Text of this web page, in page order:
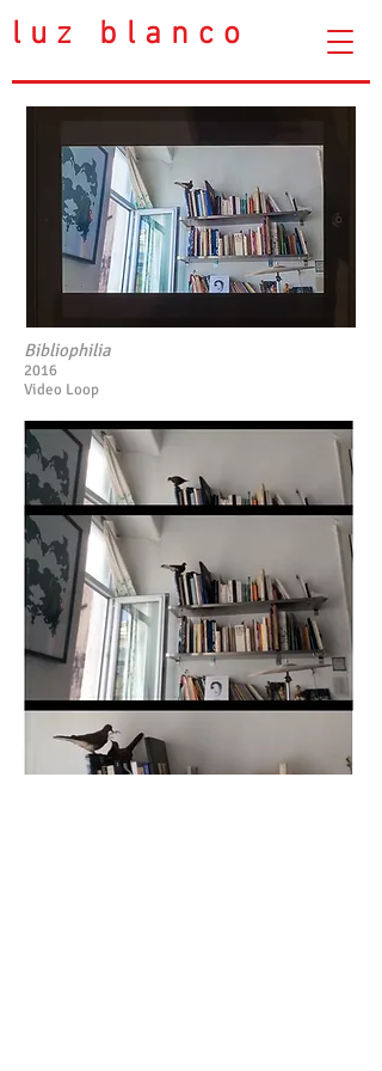
luz blanco
Bibliophilia
2016
Video Loop